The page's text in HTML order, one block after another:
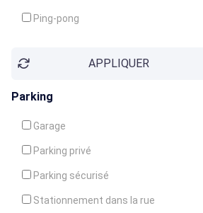
Ping-pong
Jeux d'enfantsAPPLIQUER
Parking
Garage
Parking privé
Parking sécurisé
Stationnement dans la rue